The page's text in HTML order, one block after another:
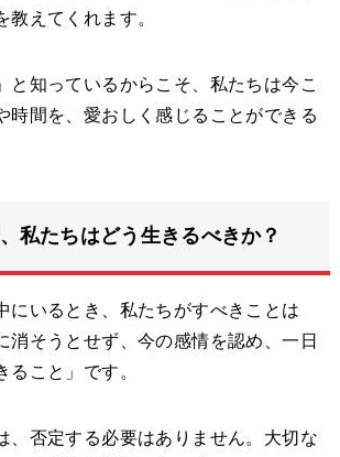
教えてくれます。
と知っているからこそ、私たちは今こ
時間を、愛おしく感じることができる
私たちはどう生きるべきか？
にいるとき、私たちがすべきことは
消そうとせず、今の感情を認め、一日
ること」です。
、否定する必要はありません。大切な